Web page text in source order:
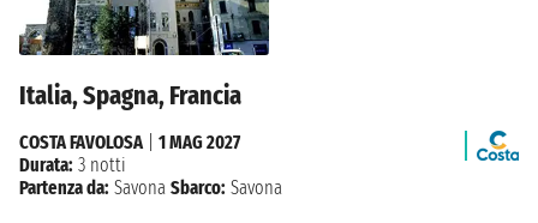
Italia, Spagna, Francia
COSTA FAVOLOSA| 1 MAG 2027
Durata: 3 notti
Partenza da: Savona Sbarco: Savona